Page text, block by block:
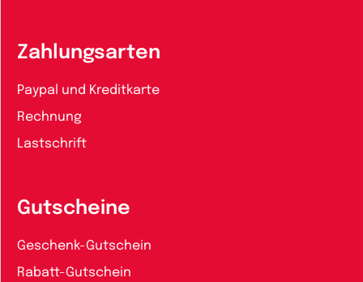
Zahlungsarten
Paypal und Kreditkarte
Rechnung
Lastschrift
Gutscheine
Geschenk-Gutschein
Rabatt-Gutschein